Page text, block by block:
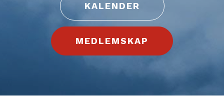
KALENDER
MEDLEMSKAP